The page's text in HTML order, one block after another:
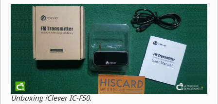
Unboxing iClever IC-F50.